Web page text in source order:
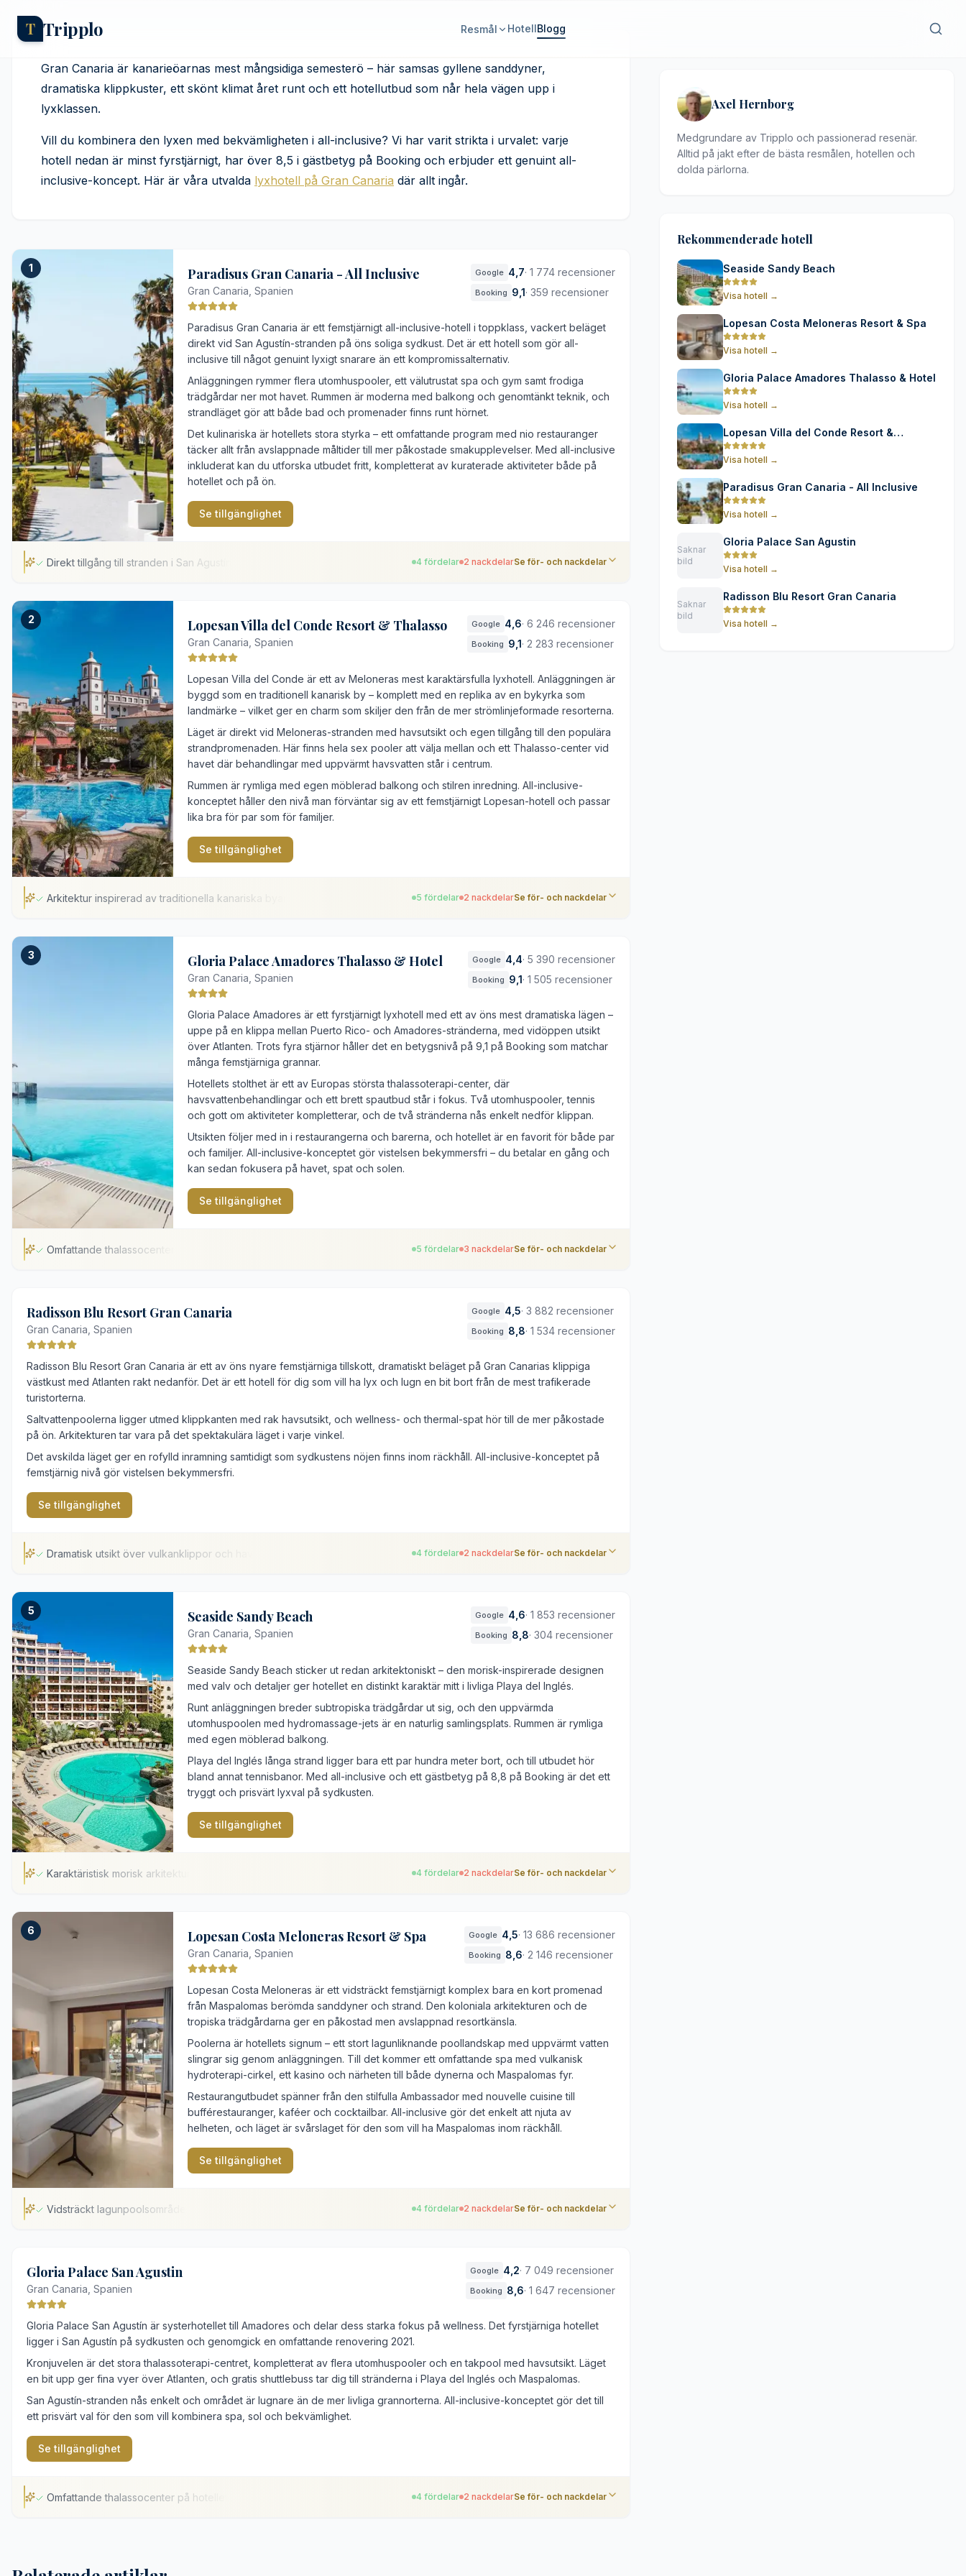
T Tripplo Resmål HotellBlogg
7 lyxiga all inclusive-hotell på Gran
Canaria
Gran Canaria är kanarieöarnas mest mångsidiga semesterö – här samsas gyllene sanddyner,
dramatiska klippkuster, ett skönt klimat året runt och ett hotellutbud som når hela vägen upp i
lyxklassen.
Vill du kombinera den lyxen med bekvämligheten i all-inclusive? Vi har varit strikta i urvalet: varje
hotell nedan är minst fyrstjärnigt, har över 8,5 i gästbetyg på Booking och erbjuder ett genuint all-
inclusive-koncept. Här är våra utvalda lyxhotell på Gran Canaria där allt ingår.
1 Paradisus Gran Canaria - All Inclusive
Gran Canaria, Spanien
Google 4,7·1 774 recensioner
Booking 9,1·359 recensioner
Paradisus Gran Canaria är ett femstjärnigt all-inclusive-hotell i toppklass, vackert beläget
direkt vid San Agustín-stranden på öns soliga sydkust. Det är ett hotell som gör all-
inclusive till något genuint lyxigt snarare än ett kompromissalternativ.
Anläggningen rymmer flera utomhuspooler, ett välutrustat spa och gym samt frodiga
trädgårdar ner mot havet. Rummen är moderna med balkong och genomtänkt teknik, och
strandläget gör att både bad och promenader finns runt hörnet.
Det kulinariska är hotellets stora styrka – ett omfattande program med nio restauranger
täcker allt från avslappnade måltider till mer påkostade smakupplevelser. Med all-inclusive
inkluderat kan du utforska utbudet fritt, kompletterat av kuraterade aktiviteter både på
hotellet och på ön.
Se tillgänglighet
Direkt tillgång till stranden i San Agustín 4 fördelar 2 nackdelarSe för- och nackdelar
Direkt tillgång till stranden i San Agustín
Skräddarsydda lokala kulturupplevelser
Gastronomiskt utbud med nio restauranger
Modern teknik i varje rum
Avstånd till nattlivets centrum
Anläggningens omfattande storlek
2 Lopesan Villa del Conde Resort & Thalasso
Gran Canaria, Spanien
Google 4,6·6 246 recensioner
Booking 9,1· 2 283 recensioner
Lopesan Villa del Conde är ett av Meloneras mest karaktärsfulla lyxhotell. Anläggningen är
byggd som en traditionell kanarisk by – komplett med en replika av en bykyrka som
landmärke – vilket ger en charm som skiljer den från de mer strömlinjeformade resorterna.
Läget är direkt vid Meloneras-stranden med havsutsikt och egen tillgång till den populära
strandpromenaden. Här finns hela sex pooler att välja mellan och ett Thalasso-center vid
havet där behandlingar med uppvärmt havsvatten står i centrum.
Rummen är rymliga med egen möblerad balkong och stilren inredning. All-inclusive-
konceptet håller den nivå man förväntar sig av ett femstjärnigt Lopesan-hotell och passar
lika bra för par som för familjer.
Se tillgänglighet
Arkitektur inspirerad av traditionella kanariska byar 5 fördelar 2 nackdelarSe för- och nackdelar
Arkitektur inspirerad av traditionella kanariska byar
Thalasso-center vid havet med havsvattensbehandlingar
Sex varierade poolområden utspridda i trädgården
Direkt anslutning till strandpromenaden i Meloneras
Rymliga rum med möblerade privata balkonger
Den utspridda planlösningen kräver en del promenader
Förbokning krävs för tillgång till spa-avdelningen
3 Gloria Palace Amadores Thalasso & Hotel
Gran Canaria, Spanien
Google 4,4·5 390 recensioner
Booking 9,1·1 505 recensioner
Gloria Palace Amadores är ett fyrstjärnigt lyxhotell med ett av öns mest dramatiska lägen –
uppe på en klippa mellan Puerto Rico- och Amadores-stränderna, med vidöppen utsikt
över Atlanten. Trots fyra stjärnor håller det en betygsnivå på 9,1 på Booking som matchar
många femstjärniga grannar.
Hotellets stolthet är ett av Europas största thalassoterapi-center, där
havsvattenbehandlingar och ett brett spautbud står i fokus. Två utomhuspooler, tennis
och gott om aktiviteter kompletterar, och de två stränderna nås enkelt nedför klippan.
Utsikten följer med in i restaurangerna och barerna, och hotellet är en favorit för både par
och familjer. All-inclusive-konceptet gör vistelsen bekymmersfri – du betalar en gång och
kan sedan fokusera på havet, spat och solen.
Se tillgänglighet
Omfattande thalassocenter 5 fördelar 3 nackdelarSe för- och nackdelar
Dramatiskt läge på klippavsats
Hög komfort och renlighet
Professionellt bemötande
Strategiskt läge mellan två stränder
Högt tryck på solstolar
Radisson Blu Resort Gran Canaria
Gran Canaria, Spanien
Google 4,5·3 882 recensioner
Booking 8,8·1 534 recensioner
Radisson Blu Resort Gran Canaria är ett av öns nyare femstjärniga tillskott, dramatiskt beläget på Gran Canarias klippiga
västkust med Atlanten rakt nedanför. Det är ett hotell för dig som vill ha lyx och lugn en bit bort från de mest trafikerade
turistorterna.
Saltvattenpoolerna ligger utmed klippkanten med rak havsutsikt, och wellness- och thermal-spat hör till de mer påkostade
på ön. Arkitekturen tar vara på det spektakulära läget i varje vinkel.
Det avskilda läget ger en rofylld inramning samtidigt som sydkustens nöjen finns inom räckhåll. All-inclusive-konceptet på
femstjärnig nivå gör vistelsen bekymmersfri.
Se tillgänglighet
Dramatisk utsikt över vulkanklippor och hav 4 fördelar 2 nackdelarSe för- och nackdelar
Dramatisk utsikt över vulkanklippor och hav
Välutrustat spa med termalbad
Saltvattenpooler med vy över Atlanten
Fridfullt läge nära Puerto de las Nieves
Långt till sydkustens turistområden
Begränsat antal parkeringsplatser
5 Seaside Sandy Beach
Gran Canaria, Spanien
Google 4,6·1 853 recensioner
Booking 8,8·304 recensioner
Seaside Sandy Beach sticker ut redan arkitektoniskt – den morisk-inspirerade designen
med valv och detaljer ger hotellet en distinkt karaktär mitt i livliga Playa del Inglés.
Runt anläggningen breder subtropiska trädgårdar ut sig, och den uppvärmda
utomhuspoolen med hydromassage-jets är en naturlig samlingsplats. Rummen är rymliga
med egen möblerad balkong.
Playa del Inglés långa strand ligger bara ett par hundra meter bort, och till utbudet hör
bland annat tennisbanor. Med all-inclusive och ett gästbetyg på 8,8 på Booking är det ett
tryggt och prisvärt lyxval på sydkusten.
Se tillgänglighet
Karaktäristisk morisk arkitektur 4 fördelar 2 nackdelarSe för- och nackdelar
Karaktäristisk morisk arkitektur
Uppvärmd utomhuspool med hydromassage
Badrock på rummet endast på begäran
Något tillbakadraget läge från stranden
6 Lopesan Costa Meloneras Resort & Spa
Gran Canaria, Spanien
Google 4,5·13 686 recensioner
Booking 8,6· 2 146 recensioner
Lopesan Costa Meloneras är ett vidsträckt femstjärnigt komplex bara en kort promenad
från Maspalomas berömda sanddyner och strand. Den koloniala arkitekturen och de
tropiska trädgårdarna ger en påkostad men avslappnad resortkänsla.
Poolerna är hotellets signum – ett stort lagunliknande poollandskap med uppvärmt vatten
slingrar sig genom anläggningen. Till det kommer ett omfattande spa med vulkanisk
hydroterapi-cirkel, ett kasino och närheten till både dynerna och Maspalomas fyr.
Restaurangutbudet spänner från den stilfulla Ambassador med nouvelle cuisine till
bufférestauranger, kaféer och cocktailbar. All-inclusive gör det enkelt att njuta av
helheten, och läget är svårslaget för den som vill ha Maspalomas inom räckhåll.
Se tillgänglighet
Vidsträckt lagunpoolsområde 4 fördelar 2 nackdelarSe för- och nackdelar
Omfattande hydroterapi och spa
Närhet till Maspalomas sanddyner
Elegant arkitektur i kolonialstil
Hög gästvolym under högsäsong
Avgift för vissa spa-faciliteter
Gloria Palace San Agustin
Gran Canaria, Spanien
Google 4,2· 7 049 recensioner
Booking 8,6·1 647 recensioner
Gloria Palace San Agustín är systerhotellet till Amadores och delar dess starka fokus på wellness. Det fyrstjärniga hotellet
ligger i San Agustín på sydkusten och genomgick en omfattande renovering 2021.
Kronjuvelen är det stora thalassoterapi-centret, kompletterat av flera utomhuspooler och en takpool med havsutsikt. Läget
en bit upp ger fina vyer över Atlanten, och gratis shuttlebuss tar dig till stränderna i Playa del Inglés och Maspalomas.
San Agustín-stranden nås enkelt och området är lugnare än de mer livliga grannorterna. All-inclusive-konceptet gör det till
ett prisvärt val för den som vill kombinera spa, sol och bekvämlighet.
Se tillgänglighet
Omfattande thalassocenter på hotellet 4 fördelar 2 nackdelarSe för- och nackdelar
Axel Hernborg
Medgrundare av Tripplo och passionerad resenär.
Alltid på jakt efter de bästa resmålen, hotellen och
dolda pärlorna.
Rekommenderade hotell
Seaside Sandy Beach
Visa hotell →
Lopesan Costa Meloneras Resort & Spa
Visa hotell →
Gloria Palace Amadores Thalasso & Hotel
Visa hotell →
Lopesan Villa del Conde Resort &
Thalasso
Visa hotell →
Paradisus Gran Canaria - All Inclusive
Visa hotell →
Saknar
bild
Gloria Palace San Agustin
Visa hotell →
Saknar
bild
Radisson Blu Resort Gran Canaria
Visa hotell →